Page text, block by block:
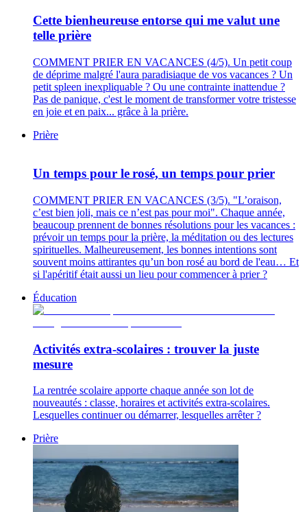
Cette bienheureuse entorse qui me valut une
telle prière
COMMENT PRIER EN VACANCES (4/5). Un petit coup
de déprime malgré l'aura paradisiaque de vos vacances ? Un
petit spleen inexpliquable ? Ou une contrainte inattendue ?
Pas de panique, c'est le moment de transformer votre tristesse
en joie et en paix... grâce à la prière.
Prière
Un temps pour le rosé, un temps pour prier
COMMENT PRIER EN VACANCES (3/5). "L’oraison,
c’est bien joli, mais ce n’est pas pour moi". Chaque année,
beaucoup prennent de bonnes résolutions pour les vacances :
prévoir un temps pour la prière, la méditation ou des lectures
spirituelles. Malheureusement, les bonnes intentions sont
souvent moins attirantes qu’un bon rosé au bord de l'eau… Et
si l'apéritif était aussi un lieu pour commencer à prier ?
Éducation
Activités extra-scolaires : trouver la juste
mesure
La rentrée scolaire apporte chaque année son lot de
nouveautés : classe, horaires et activités extra-scolaires.
Lesquelles continuer ou démarrer, lesquelles arrêter ?
Prière